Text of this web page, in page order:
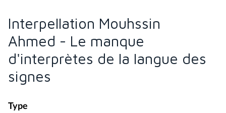
Interpellation Mouhssin
Ahmed - Le manque
d'interprètes de la langue des
signes
Type